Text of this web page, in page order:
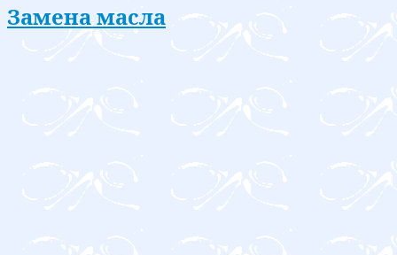
Замена масла